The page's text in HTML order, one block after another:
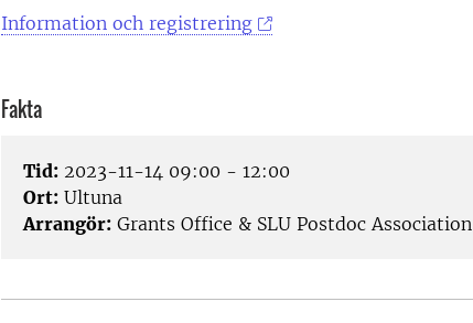
Information och registrering
Fakta
Tid: 2023-11-14 09:00 - 12:00
Ort: Ultuna
Arrangör: Grants Office & SLU Postdoc Association